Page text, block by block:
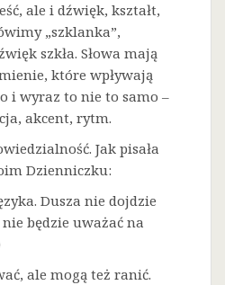
ale i dźwięk, kształt,
„szklanka”,
szkła. Słowa mają
które wpływają
i wyraz to nie to samo –
akcent, rytm.
Jak pisała
Dzienniczku:
Dusza nie dojdzie
będzie uważać na
ale mogą też ranić.